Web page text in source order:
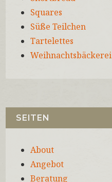
Squares
Süße Teilchen
Tartelettes
Weihnachtsbäckerei
SEITEN
About
Angebot
Beratung